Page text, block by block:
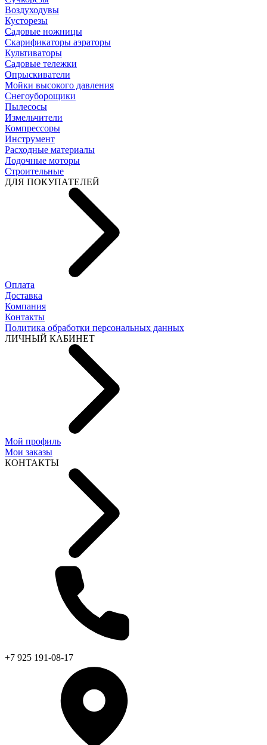
Воздуходувы
Кусторезы
Садовые ножницы
Скарификаторы аэраторы
Культиваторы
Садовые тележки
Опрыскиватели
Мойки высокого давления
Снегоуборощики
Пылесосы
Измельчители
Компрессоры
Инструмент
Расходные материалы
Лодочные моторы
Строительные
ДЛЯ ПОКУПАТЕЛЕЙ
Оплата
Доставка
Компания
Контакты
Политика обработки персональных данных
ЛИЧНЫЙ КАБИНЕТ
Мой профиль
Мои заказы
КОНТАКТЫ
+7 925 191-08-17